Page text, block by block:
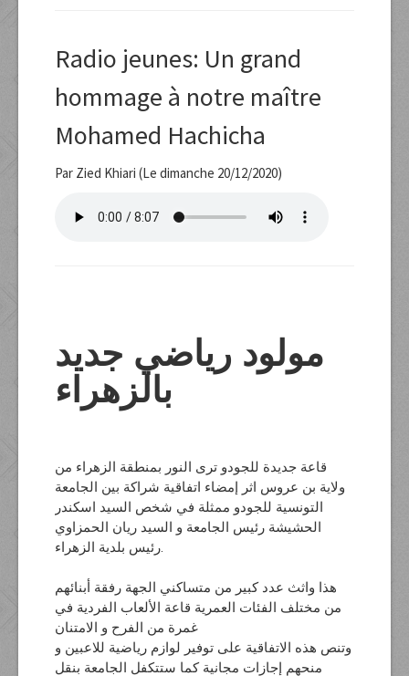
Radio jeunes: Un grand
hommage à notre maître
Mohamed Hachicha
Par Zied Khiari (Le dimanche 20/12/2020)
مولود رياضي جديد
بالزهراء
قاعة جديدة للجودو ترى النور بمنطقة الزهراء من
ولاية بن عروس اثر إمضاء اتفاقية شراكة بين الجامعة
التونسية للجودو ممثلة في شخص السيد اسكندر
الحشيشة رئيس الجامعة و السيد ريان الحمزاوي
هذا واثث عدد كبير من متساكني الجهة رفقة أبنائهم
من مختلف الفئات العمرية قاعة الألعاب الفردية في
غمرة من الفرح و الامتنان
وتنص هذه الاتفاقية على توفير لوازم رياضية للاعبين و
منحهم إجازات مجانية كما ستتكفل الجامعة بنقل